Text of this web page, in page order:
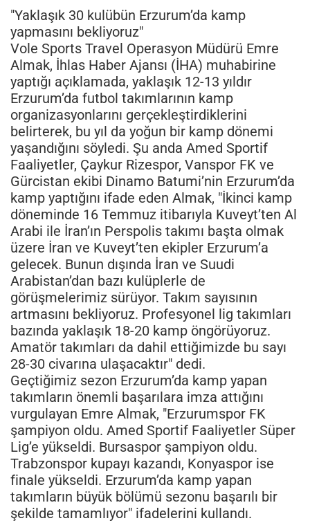
"Yaklaşık 30 kulübün Erzurum’da kamp
yapmasını bekliyoruz"
Vole Sports Travel Operasyon Müdürü Emre
Almak, İhlas Haber Ajansı (İHA) muhabirine
yaptığı açıklamada, yaklaşık 12-13 yıldır
Erzurum’da futbol takımlarının kamp
organizasyonlarını gerçekleştirdiklerini
belirterek, bu yıl da yoğun bir kamp dönemi
yaşandığını söyledi. Şu anda Amed Sportif
Faaliyetler, Çaykur Rizespor, Vanspor FK ve
Gürcistan ekibi Dinamo Batumi’nin Erzurum’da
kamp yaptığını ifade eden Almak, "İkinci kamp
döneminde 16 Temmuz itibarıyla Kuveyt’ten Al
Arabi ile İran’ın Perspolis takımı başta olmak
üzere İran ve Kuveyt’ten ekipler Erzurum’a
gelecek. Bunun dışında İran ve Suudi
Arabistan’dan bazı kulüplerle de
görüşmelerimiz sürüyor. Takım sayısının
artmasını bekliyoruz. Profesyonel lig takımları
bazında yaklaşık 18-20 kamp öngörüyoruz.
Amatör takımları da dahil ettiğimizde bu sayı
28-30 civarına ulaşacaktır" dedi.
Geçtiğimiz sezon Erzurum’da kamp yapan
takımların önemli başarılara imza attığını
vurgulayan Emre Almak, "Erzurumspor FK
şampiyon oldu. Amed Sportif Faaliyetler Süper
Lig’e yükseldi. Bursaspor şampiyon oldu.
Trabzonspor kupayı kazandı, Konyaspor ise
finale yükseldi. Erzurum’da kamp yapan
takımların büyük bölümü sezonu başarılı bir
şekilde tamamlıyor" ifadelerini kullandı.